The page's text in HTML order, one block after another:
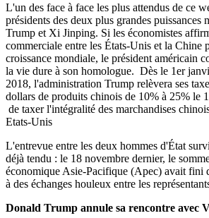
L'un des face à face les plus attendus de ce
présidents des deux plus grandes puissances
Trump et Xi Jinping. Si les économistes
commerciale entre les États-Unis et la Chine
croissance mondiale, le président américain
la vie dure à son homologue. Dès le 1er
2018, l'administration Trump relèvera ses
dollars de produits chinois de 10% à 25% le
de taxer l'intégralité des marchandises
Etats-Unis
L'entrevue entre les deux hommes d'État
déjà tendu : le 18 novembre dernier, le
économique Asie-Pacifique (Apec) avait fini
à des échanges houleux entre les
Donald Trump annule sa rencontre avec